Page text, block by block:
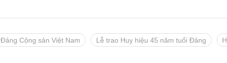
Đảng Cộng sản Việt Nam Lễ trao Huy hiệu 45 năm tuổi Đảng